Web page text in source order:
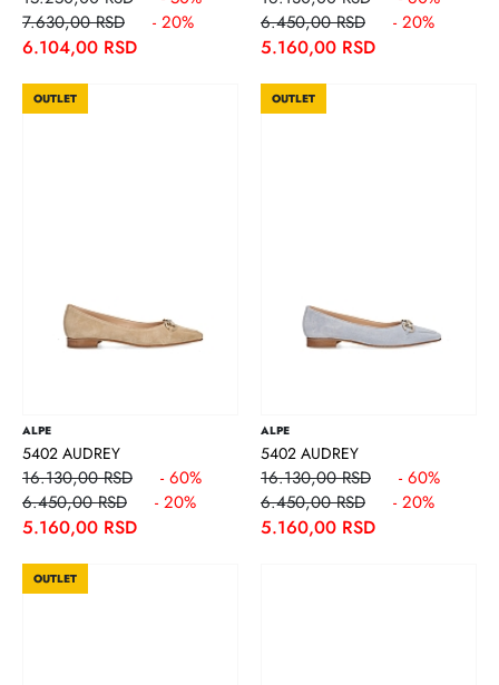
7.630,00 RSD
- 20%
6.104,00 RSD
6.450,00 RSD
- 20%
5.160,00 RSD
OUTLET
ALPE
5402 AUDREY
16.130,00 RSD
- 60%
6.450,00 RSD
- 20%
5.160,00 RSD
OUTLET
ALPE
5402 AUDREY
16.130,00 RSD
- 60%
6.450,00 RSD
- 20%
5.160,00 RSD
OUTLET